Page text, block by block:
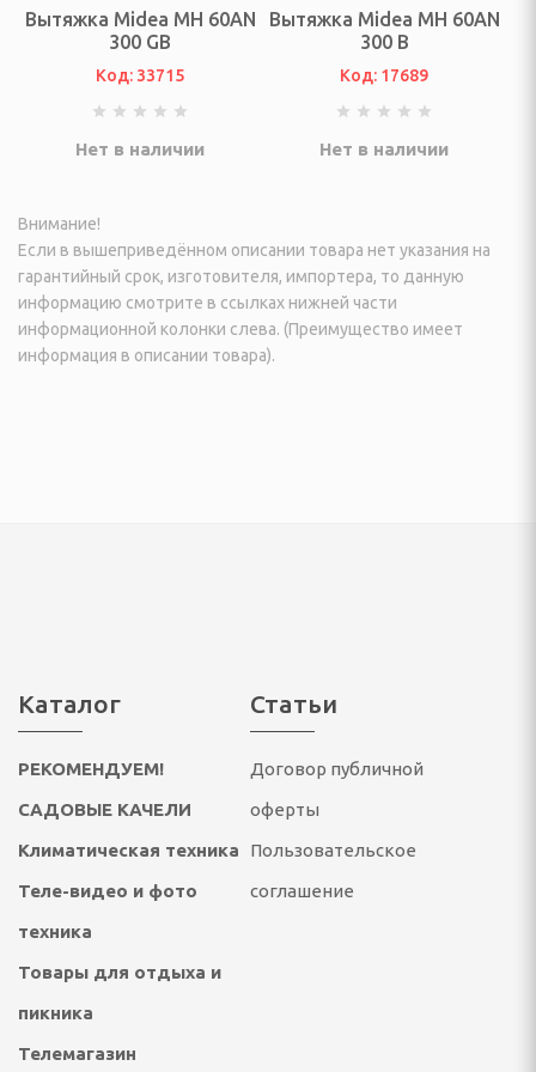
печи и
ФОТО ТЕХНИКА
(Эфирные, IpTV и
И ПИКНИКА
Вытяжка Midea MH 60AN
300 GB
Код: 33715
Нет в наличии
Вытяжка Midea MH 60AN
300 B
Код: 17689
Нет в наличии
Внимание!
Если в вышеприведённом описании товара нет указания на
гарантийный срок, изготовителя, импортера, то данную
информацию смотрите в ссылках нижней части
информационной колонки слева. (Преимущество имеет
информация в описании товара).
Каталог
РЕКОМЕНДУЕМ!
САДОВЫЕ КАЧЕЛИ
Климатическая техника
Теле-видео и фото
техника
Товары для отдыха и
пикника
Телемагазин
Статьи
Договор публичной
оферты
Пользовательское
соглашение